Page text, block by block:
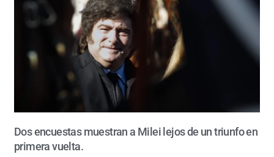
Dos encuestas muestran a Milei lejos de un triunfo en
primera vuelta.